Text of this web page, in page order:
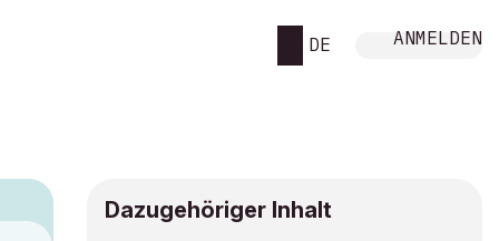
DE ANMELDEN
Dazugehöriger Inhalt